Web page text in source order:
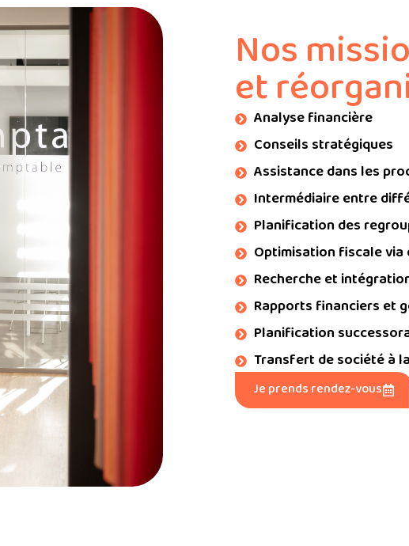
Nos
etAnalyse financière
Conseils stratégiques
Assistance dans les
Intermédiaire entre
Planification des
Optimisation fiscale via
Recherche et
Rapports financiers et
Planification
Transfert de société à
Je prends rendez-vous